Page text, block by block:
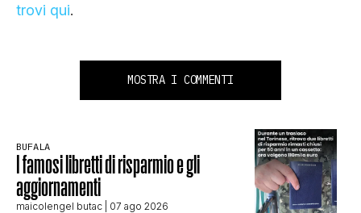
trovi qui.
MOSTRA I COMMENTI
BUFALA
I famosi libretti di risparmio e gli
aggiornamenti
maicolengel butac | 07 ago 2026